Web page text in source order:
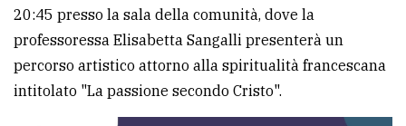
Cerca
per
comune
20:45 presso la sala della comunità, dove la
professoressa Elisabetta Sangalli presenterà un
percorso artistico attorno alla spiritualità francescana
intitolato "La passione secondo Cristo".